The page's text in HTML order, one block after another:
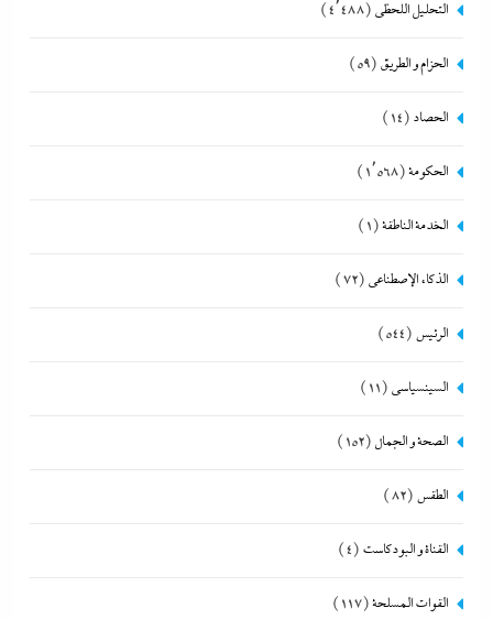
التحليل اللحظي (4٬488)
الحزام و الطريق (59)
الحصاد (14)
الحكومة(1٬568)
الخدمة الناطقة(1)
الذكاء الإصطناعي (72)
الرئيس (544)
السينسياسي (11)
الصحة و الجمال (152)
الطقس (82)
القناة و البودكاست (4)
القوات المسلحة(117)